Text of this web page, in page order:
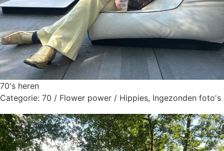
70's heren
Categorie: 70 / Flower power / Hippies, Ingezonden foto's